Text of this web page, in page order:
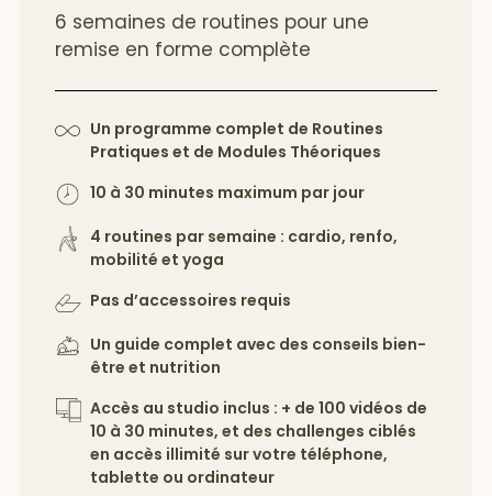
6 semaines de routines pour une
remise en forme complète
Un programme complet de Routines
Pratiques et de Modules Théoriques
10 à 30 minutes maximum par jour
4 routines par semaine : cardio, renfo,
mobilité et yoga
Pas d’accessoires requis
Un guide complet avec des conseils bien-
être et nutrition
Accès au studio inclus : + de 100 vidéos de
10 à 30 minutes, et des challenges ciblés
en accès illimité sur votre téléphone,
tablette ou ordinateur